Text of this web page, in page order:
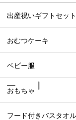
出産祝いギフトセット
おむつケーキ
ベビー服
おもちゃ
フード付きバスタオル